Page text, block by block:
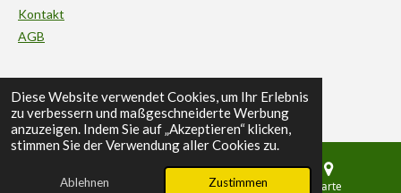
Diese Website verwendet Cookies, um Ihr Erlebnis
zu verbessern und maßgeschneiderte Werbung
anzuzeigen. Indem Sie auf „Akzeptieren“ klicken,
stimmen Sie der Verwendung aller Cookies zu.
Ablehnen Zustimmen
Kontakt
AGB
Rücksendung
Zahlungsarten
Rechtliche-Hinweiße
E-Mail Telefon Karte